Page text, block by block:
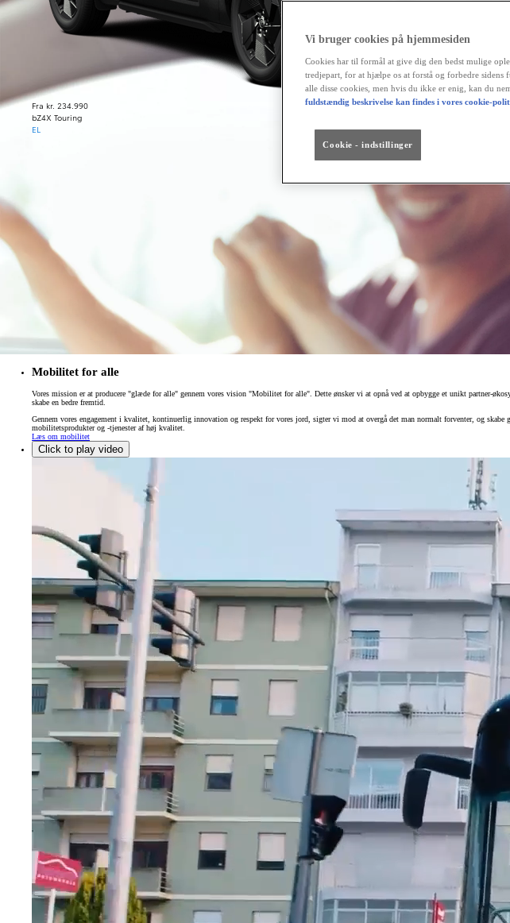
Fra kr. 234.990
bZ4X Touring
EL
Mobilitet for alle
Vores mission er at producere "glæde for alle" gennem vores vision "Mobilitet for alle". Dette ønsker vi at opnå ved at opbygge et unikt partner-
skabe en bedre fremtid.
Gennem vores engagement i kvalitet, kontinuerlig innovation og respekt for vores jord, sigter vi mod at overgå det man normalt forventer, og
mobilitetsprodukter og -tjenester af høj kvalitet.
Læs om mobilitet
Click to play video
Vi bruger cookies på hjemmesiden
Cookies har til formål at give dig den bedst mulige
tredjepart, for at hjælpe os at forstå og forbedre
alle disse cookies, men hvis du ikke er enig, kan du
fuldstændig beskrivelse kan findes i vores cookie-
Cookie - indstillinger